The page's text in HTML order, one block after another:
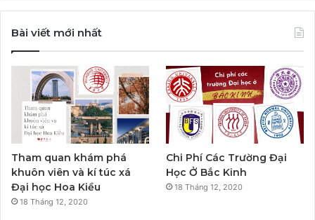
Bài viết mới nhất
Tham quan khám phá
khuôn viên và kí túc xá
Đại học Hoa Kiều
18 Tháng 12, 2020
Chi Phí Các Trường Đại
Học Ở Bắc Kinh
18 Tháng 12, 2020